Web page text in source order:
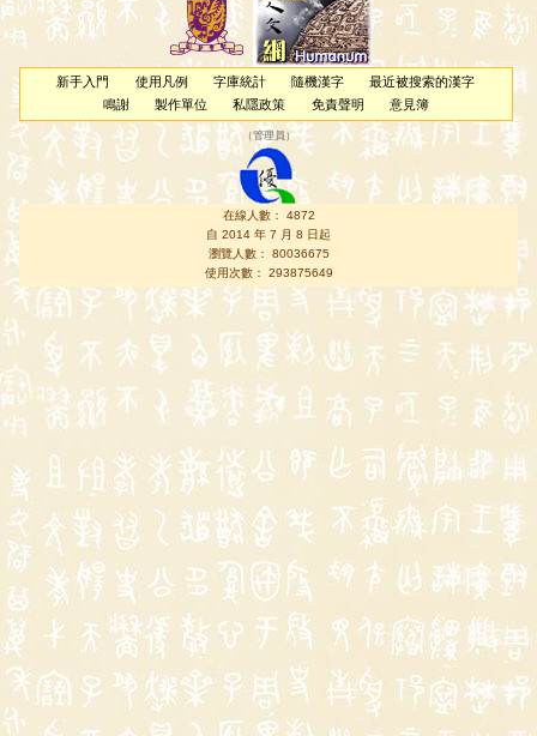
新手入門 使用凡例 字庫統計 隨機漢字
最近被搜索的漢字
鳴謝
製作單位 私隱政策 免責聲明 意見簿
（管理員 ）
在線人數： 4872
自 2014 年 7 月 8 日起
瀏覽人數： 80036675
使用次數： 293875649